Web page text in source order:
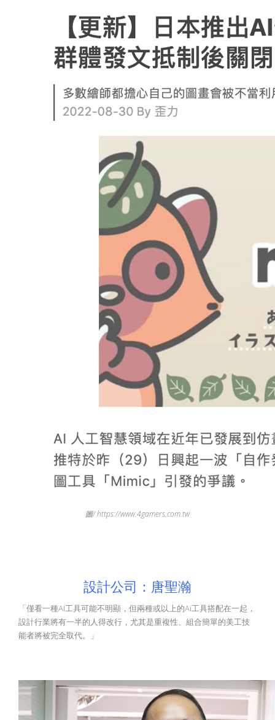
圖/ https://www.4gamers.com.tw
設計公司：唐聖瀚
「僅看一種AI工具可能不明顯，但兩種或以上的Ai工具搭配在一起，
設計行業將有一半的人得改行，尤其是重複性、組合簡單的美工技
能者將被完全取代。」